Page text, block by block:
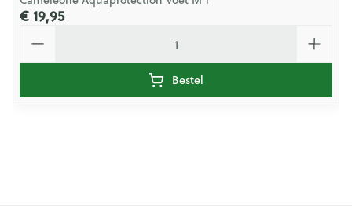
€ 19,95
Bestel